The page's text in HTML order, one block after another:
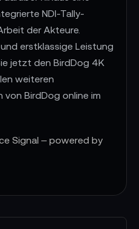
NDI-Tally-
der Akteure.
erstklassige Leistung
jetzt den BirdDog 4K
weiteren
BirdDog online im
Signal – powered by